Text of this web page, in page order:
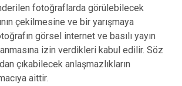
fotoğraflarda görülebilecek
çekilmesine ve bir yarışmaya
görsel internet ve basılı yayın
izin verdikleri kabul edilir. Söz
çıkabilecek anlaşmazlıkların
aittir.